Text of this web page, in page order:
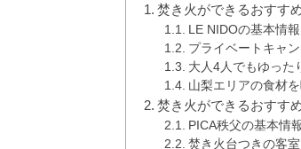
焚き火ができるおすす
LE NIDOの基本情報
プライベートキャ
大人4人でもゆった
山梨エリアの食材
焚き火ができるおすす
PICA秩父の基本情
焚き火台つきの客